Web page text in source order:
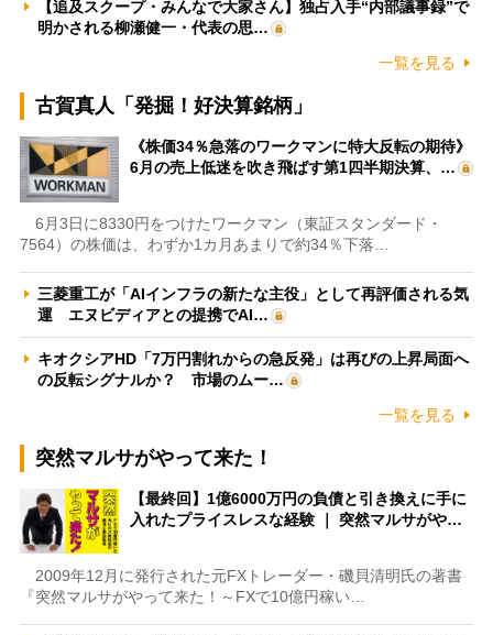
【追及スクープ・みんなで大家さん】独占入手“内部議事録”で
明かされる柳瀬健一・代表の思…
一覧を見る
古賀真人「発掘！好決算銘柄」
《株価34％急落のワークマンに特大反転の期待》
6月の売上低迷を吹き飛ばす第1四半期決算、…
6月3日に8330円をつけたワークマン（東証スタンダード・
7564）の株価は、わずか1カ月あまりで約34％下落…
三菱重工が「AIインフラの新たな主役」として再評価される気
運 エヌビディアとの提携でAI…
キオクシアHD「7万円割れからの急反発」は再びの上昇局面へ
の反転シグナルか？ 市場のムー…
一覧を見る
突然マルサがやって来た！
【最終回】1億6000万円の負債と引き換えに手に
入れたプライスレスな経験 ｜ 突然マルサがや…
2009年12月に発行された元FXトレーダー・磯貝清明氏の著書
『突然マルサがやって来た！～FXで10億円稼い…